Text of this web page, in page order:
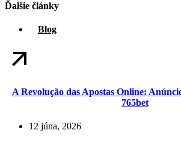
Ďalšie články
Blog
A Revolução das Apostas Online:
765bet
12 júna, 2026